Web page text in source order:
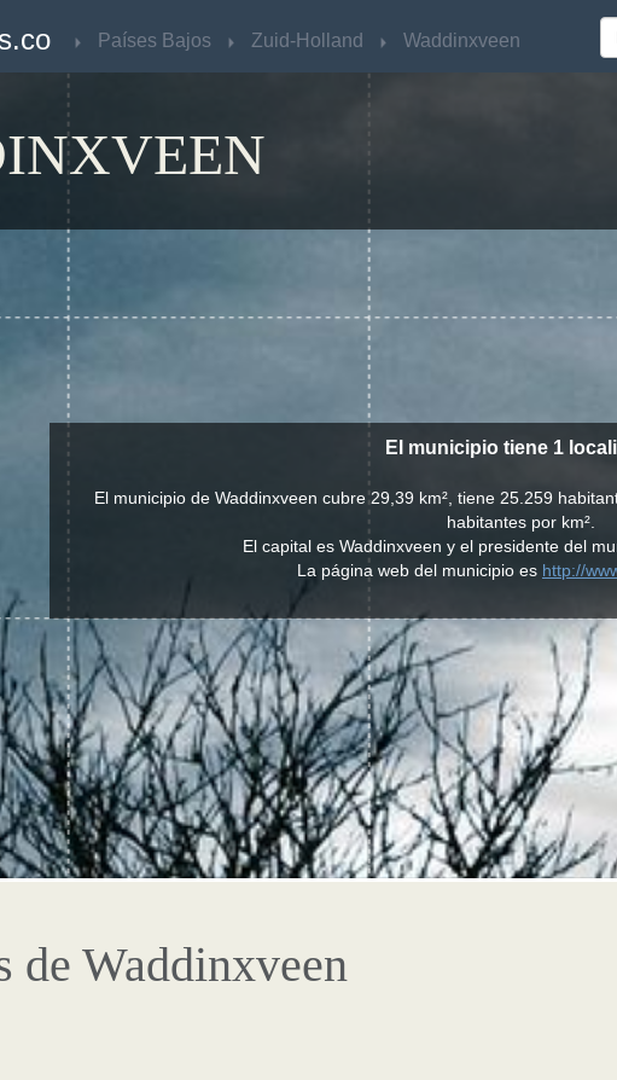
Países Bajos Zuid-Holland Waddinxveen
El municipio tiene 1
El municipio de Waddinxveen cubre 29,39 km², tiene 25.259
habitantes por km².
El capital es Waddinxveen y el presidente del
La página web del municipio es http://
de Waddinxveen
Países Bajos Zuid-Holland Waddinxveen